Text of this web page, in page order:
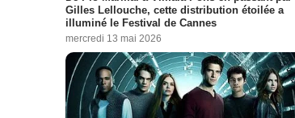
Gilles Lellouche, cette distribution étoilée a
illuminé le Festival de Cannes
mercredi 13 mai 2026